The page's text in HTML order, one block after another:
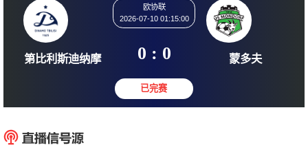
2026-07-10 01:15:00
0 : 0